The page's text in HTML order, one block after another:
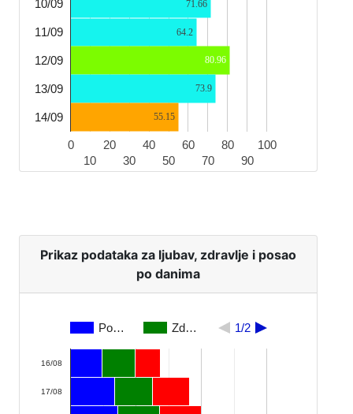
0
10
20
30
40
50
60
70
80
90
100
10/09
11/09
12/09
13/09
14/09
71.66
64.2
80.96
73.9
55.15
Prikaz podataka za ljubav, zdravlje i posao
po danima
Po… Zd… 1/2
16/08
17/08